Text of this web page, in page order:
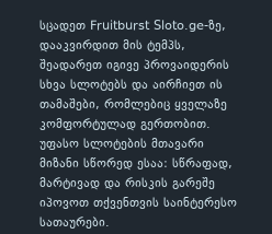
სცადეთ Fruitburst Sloto.ge-ზე,
დააკვირდით მის ტემპს,
შეადარეთ იგივე პროვაიდერის
სხვა სლოტებს და აირჩიეთ ის
თამაშები, რომლებიც ყველაზე
კომფორტულად გერთობით.
უფასო სლოტების მთავარი
მიზანი სწორედ ესაა: სწრაფად,
მარტივად და რისკის გარეშე
იპოვოთ თქვენთვის საინტერესო
სათაურები.